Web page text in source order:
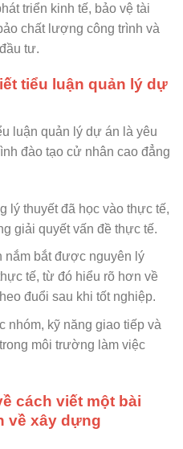
triển kinh tế, bảo vệ tài
chất lượng công trình và
tư.
tiểu luận quản lý dự
luận quản lý dự án là yêu
đào tạo cử nhân cao đẳng
lý thuyết đã học vào thực tế,
giải quyết vấn đề thực tế.
nắm bắt được nguyên lý
tế, từ đó hiểu rõ hơn về
đuổi sau khi tốt nghiệp.
nhóm, kỹ năng giao tiếp và
môi trường làm việc
cách viết một bài
về xây dựng